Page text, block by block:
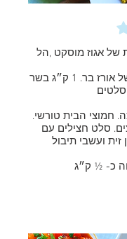
בניחוחות של אגוז מוסקט ,הל
ברוטב טיטבילה שום לימון וצ׳ילי בתוספת של אורז בר. 1 ק״ג בשר
כ-1600 גרם סלטים.
חמוצי הבית טורשי.
סלט חצילים עם
ועשבי תיבול.